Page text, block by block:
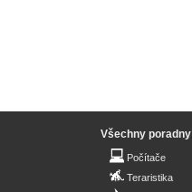
Všechny poradny
Počítače
Teraristika